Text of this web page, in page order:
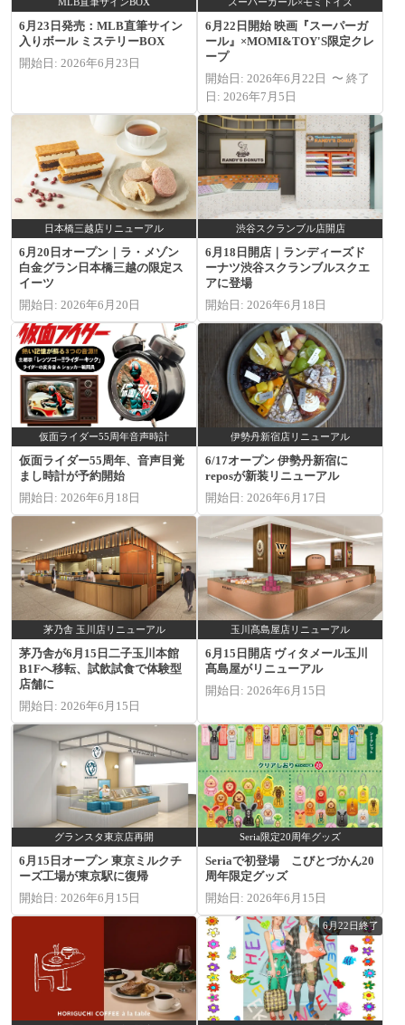
6月23日発売：MLB直筆サイン
入りボール ミステリーBOX
開始日: 2026年6月23日
6月22日開始 映画『スーパーガ
ール』×MOMI&TOY'S限定クレ
ープ
開始日: 2026年6月22日 〜 終了
日: 2026年7月5日
日本橋三越店リニューアル
6月20日オープン｜ラ・メゾン
白金グラン日本橋三越の限定ス
イーツ
開始日: 2026年6月20日
渋谷スクランブル店開店
6月18日開店｜ランディーズド
ーナツ渋谷スクランブルスクエ
アに登場
開始日: 2026年6月18日
仮面ライダー55周年音声時計
仮面ライダー55周年、音声目覚
まし時計が予約開始
開始日: 2026年6月18日
伊勢丹新宿店リニューアル
6/17オープン 伊勢丹新宿に
reposが新装リニューアル
開始日: 2026年6月17日
茅乃舎 玉川店リニューアル
茅乃舎が6月15日二子玉川本館
B1Fへ移転、試飲試食で体験型
店舗に
開始日: 2026年6月15日
玉川髙島屋店リニューアル
6月15日開店 ヴィタメール玉川
髙島屋がリニューアル
開始日: 2026年6月15日
グランスタ東京店再開
6月15日オープン 東京ミルクチ
ーズ工場が東京駅に復帰
開始日: 2026年6月15日
Seria限定20周年グッズ
Seriaで初登場 こびとづかん20
周年限定グッズ
開始日: 2026年6月15日
6月22日終了